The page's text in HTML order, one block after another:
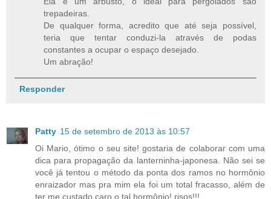
trepadeiras.
De qualquer forma, acredito que até seja possível,
teria que tentar conduzi-la através de podas
constantes a ocupar o espaço desejado.
Um abração!
Responder
Patty 15 de setembro de 2013 às 10:57
Oi Mario, ótimo o seu site! gostaria de colaborar com uma
dica para propagação da lanterninha-japonesa. Não sei se
você já tentou o método da ponta dos ramos no hormônio
enraizador mas pra mim ela foi um total fracasso, além de
ter me custado caro o tal hormônio! risos!!!